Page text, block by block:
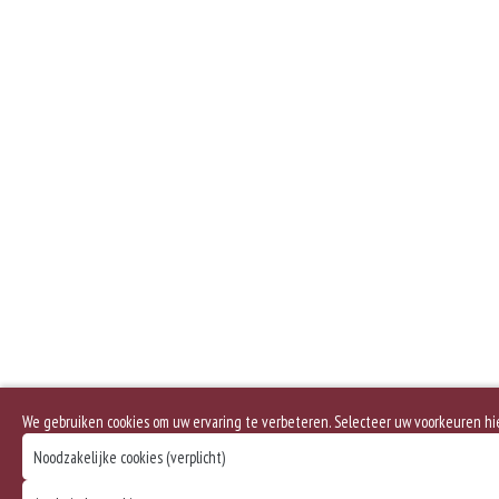
We gebruiken cookies om uw ervaring te verbeteren. Selecteer uw voorkeuren
Noodzakelijke cookies (verplicht)